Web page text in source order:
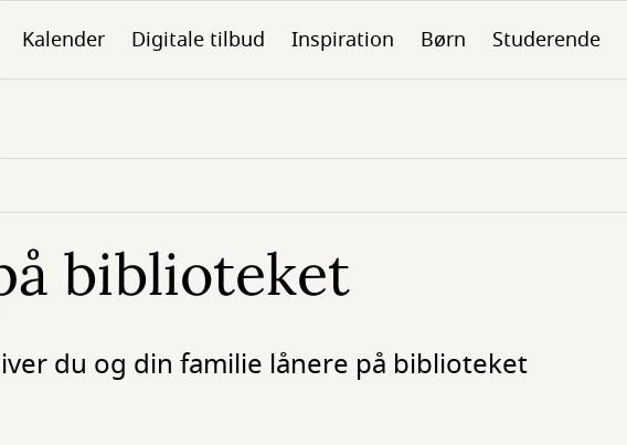
Kalender Digitale tilbud Inspiration Børn Studerende
biblioteket
du og din familie lånere på biblioteket